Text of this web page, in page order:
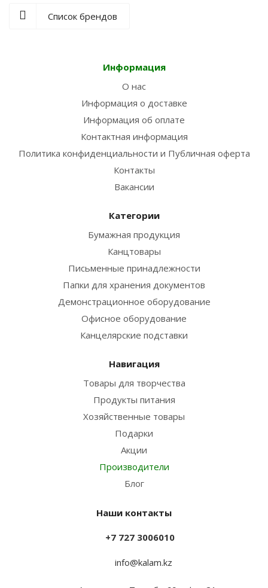
Список брендов
Информация
О нас
Информация о доставке
Информация об оплате
Контактная информация
Политика конфиденциальности и Публичная оферта
Контакты
Вакансии
Категории
Бумажная продукция
Канцтовары
Письменные принадлежности
Папки для хранения документов
Демонстрационное оборудование
Офисное оборудование
Канцелярские подставки
Навигация
Товары для творчества
Продукты питания
Хозяйственные товары
Подарки
Акции
Производители
Блог
Наши контакты
+7 727 3006010
info@kalam.kz